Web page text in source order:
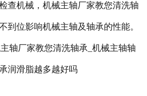
查机械，机械主轴厂家教您清洗轴
到位影响机械主轴及轴承的性能。